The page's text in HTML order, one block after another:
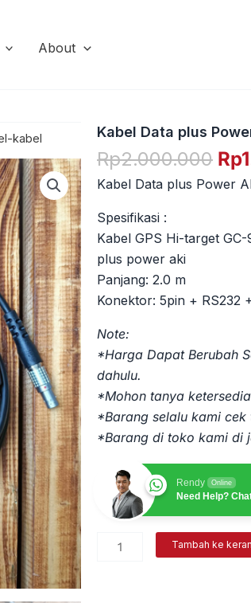
konten
About
kabel Kabel Data plus
Rp2.000.000 Rp
Kabel Data plus Power
Spesifikasi :
Kabel GPS Hi-target
plus power aki
Panjang: 2.0 m
Konektor: 5pin + RS232
Note:
*Harga Dapat Berubah
dahulu.
*Mohon tanya
*Barang selalu kami cek
*Barang di toko kami di
Rendy Online
Need Help?
Kuantitas
Tambah ke